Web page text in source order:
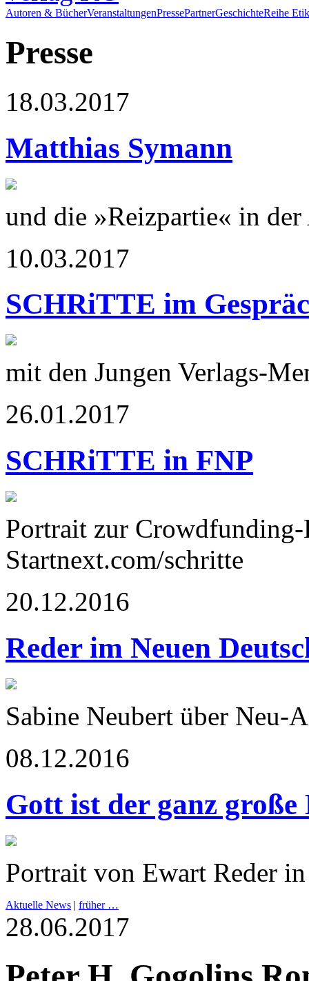
Autoren & BücherVeranstaltungenPressePartnerGeschichteReihe
Presse
18.03.2017
Matthias Symann
und die »Reizpartie« in
10.03.2017
SCHRiTTE im
mit den Jungen Verlags-
26.01.2017
SCHRiTTE in FNP
Portrait zur Crowdfunding-
Startnext.com/schritte
20.12.2016
Reder im Neuen
Sabine Neubert über Neu-
08.12.2016
Gott ist der ganz
Portrait von Ewart Reder
Aktuelle News | früher …
28.06.2017